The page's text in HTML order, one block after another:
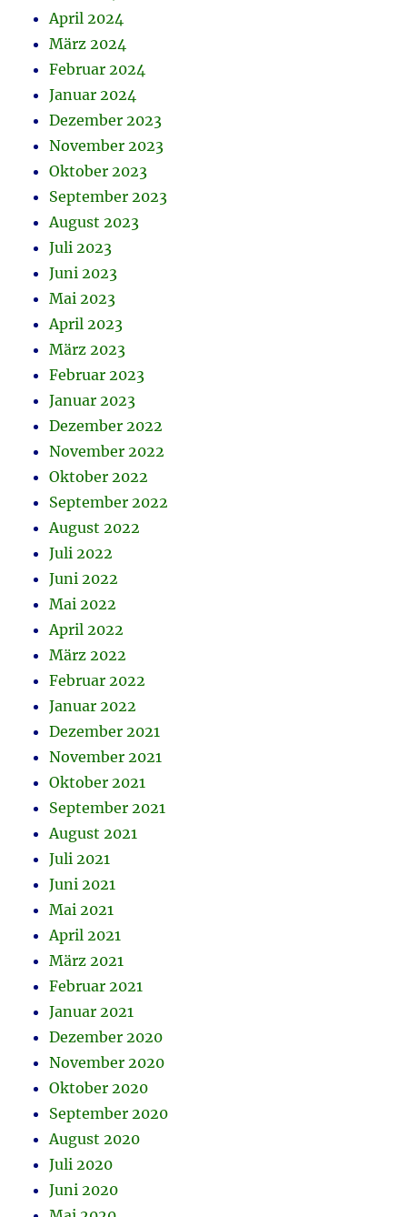
April 2024
März 2024
Februar 2024
Januar 2024
Dezember 2023
November 2023
Oktober 2023
September 2023
August 2023
Juli 2023
Juni 2023
Mai 2023
April 2023
März 2023
Februar 2023
Januar 2023
Dezember 2022
November 2022
Oktober 2022
September 2022
August 2022
Juli 2022
Juni 2022
Mai 2022
April 2022
März 2022
Februar 2022
Januar 2022
Dezember 2021
November 2021
Oktober 2021
September 2021
August 2021
Juli 2021
Juni 2021
Mai 2021
April 2021
März 2021
Februar 2021
Januar 2021
Dezember 2020
November 2020
Oktober 2020
September 2020
August 2020
Juli 2020
Juni 2020